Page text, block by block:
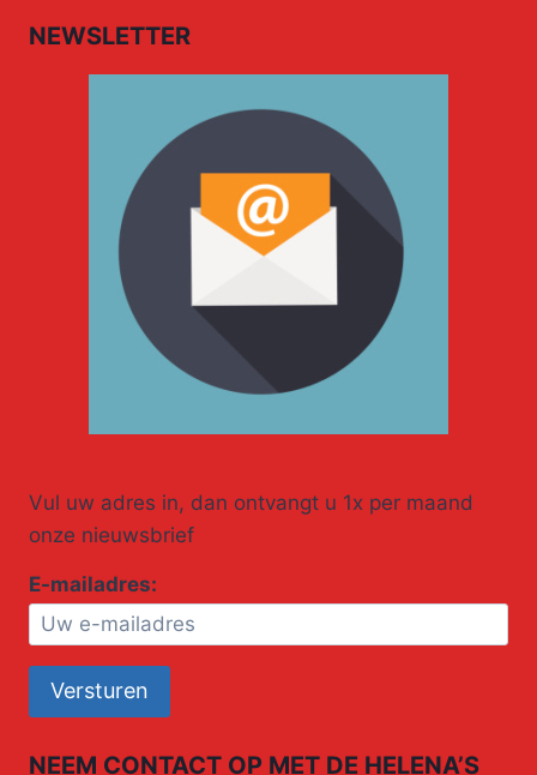
NEWSLETTER
Vul uw adres in, dan ontvangt u 1x per maand
onze nieuwsbrief
E-mailadres:
NEEM CONTACT OP MET DE HELENA’S